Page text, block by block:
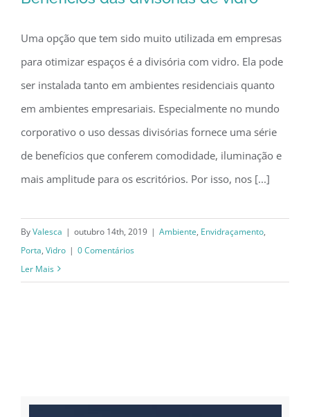
Uma opção que tem sido muito utilizada em empresas
para otimizar espaços é a divisória com vidro. Ela pode
ser instalada tanto em ambientes residenciais quanto
em ambientes empresariais. Especialmente no mundo
corporativo o uso dessas divisórias fornece uma série
de benefícios que conferem comodidade, iluminação e
mais amplitude para os escritórios. Por isso, nos [...]
ByValesca | outubro 14th, 2019 | Ambiente, Envidraçamento,
Porta, Vidro | 0 Comentários
Ler Mais